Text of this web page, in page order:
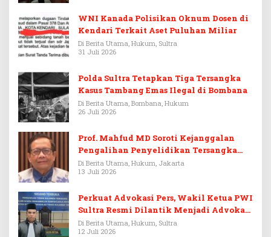
WNI Kanada Polisikan Oknum Dosen di
Kendari Terkait Aset Puluhan Miliar
Di Berita Utama, Hukum, Sultra
31 Juli 2026
Polda Sultra Tetapkan Tiga Tersangka
Kasus Tambang Emas Ilegal di Bombana
Di Berita Utama, Bombana, Hukum
26 Juli 2026
Prof. Mahfud MD Soroti Kejanggalan
Pengalihan Penyelidikan Tersangka
Febrie Adriansyah
Di Berita Utama, Hukum, Jakarta
13 Juli 2026
Perkuat Advokasi Pers, Wakil Ketua PWI
Sultra Resmi Dilantik Menjadi Advokat
PERADI
Di Berita Utama, Hukum, Sultra
12 Juli 2026